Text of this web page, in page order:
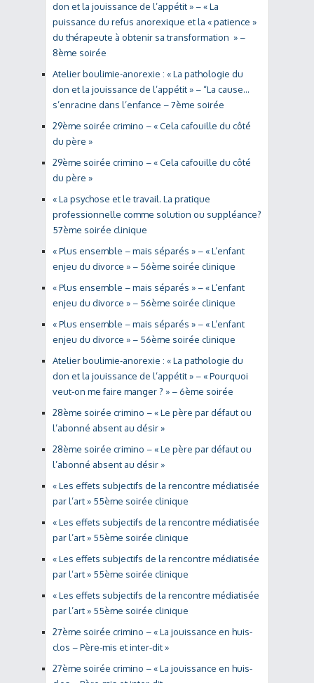
don et la jouissance de l’appétit » – « La
puissance du refus anorexique et la « patience »
du thérapeute à obtenir sa transformation » –
8ème soirée
Atelier boulimie-anorexie : « La pathologie du
don et la jouissance de l’appétit » – “La cause…
s’enracine dans l’enfance – 7ème soirée
29ème soirée crimino – « Cela cafouille du côté
du père »
29ème soirée crimino – « Cela cafouille du côté
du père »
« La psychose et le travail. La pratique
professionnelle comme solution ou suppléance?
57ème soirée clinique
« Plus ensemble – mais séparés » – « L’enfant
enjeu du divorce » – 56ème soirée clinique
« Plus ensemble – mais séparés » – « L’enfant
enjeu du divorce » – 56ème soirée clinique
« Plus ensemble – mais séparés » – « L’enfant
enjeu du divorce » – 56ème soirée clinique
Atelier boulimie-anorexie : « La pathologie du
don et la jouissance de l’appétit » – « Pourquoi
veut-on me faire manger ? » – 6ème soirée
28ème soirée crimino – « Le père par défaut ou
l’abonné absent au désir »
28ème soirée crimino – « Le père par défaut ou
l’abonné absent au désir »
« Les effets subjectifs de la rencontre médiatisée
par l’art » 55ème soirée clinique
« Les effets subjectifs de la rencontre médiatisée
par l’art » 55ème soirée clinique
« Les effets subjectifs de la rencontre médiatisée
par l’art » 55ème soirée clinique
« Les effets subjectifs de la rencontre médiatisée
par l’art » 55ème soirée clinique
27ème soirée crimino – « La jouissance en huis-
clos – Père-mis et inter-dit »
27ème soirée crimino – « La jouissance en huis-